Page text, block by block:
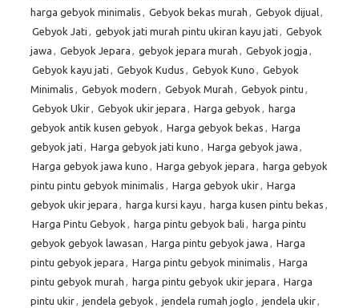
harga gebyok minimalis , Gebyok bekas murah , Gebyok dijual,
Gebyok Jati , gebyok jati murah pintu ukiran kayu jati , Gebyok
jawa , Gebyok Jepara , gebyok jepara murah , Gebyok jogja ,
Gebyok kayu jati , Gebyok Kudus , Gebyok Kuno , Gebyok
Minimalis , Gebyok modern , Gebyok Murah , Gebyok pintu ,
Gebyok Ukir, Gebyok ukir jepara , Harga gebyok , harga
gebyok antik kusen gebyok , Harga gebyok bekas , Harga
gebyok jati , Harga gebyok jati kuno , Harga gebyok jawa ,
Harga gebyok jawa kuno , Harga gebyok jepara , harga gebyok
pintu pintu gebyok minimalis , Harga gebyok ukir, Harga
gebyok ukir jepara , harga kursi kayu , harga kusen pintu bekas ,
Harga Pintu Gebyok , harga pintu gebyok bali , harga pintu
gebyok gebyok lawasan , Harga pintu gebyok jawa , Harga
pintu gebyok jepara , Harga pintu gebyok minimalis , Harga
pintu gebyok murah , harga pintu gebyok ukir jepara , Harga
pintu ukir, jendela gebyok , jendela rumah joglo , jendela ukir,